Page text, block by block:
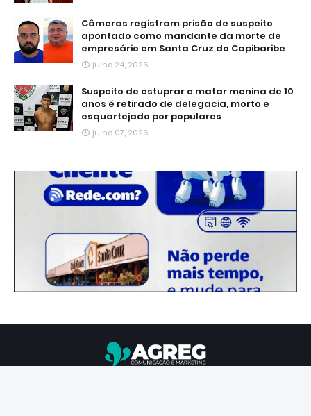
Câmeras registram prisão de suspeito
apontado como mandante da morte de
empresário em Santa Cruz do Capibaribe
julho 24, 2026
Suspeito de estuprar e matar menina de 10
anos é retirado de delegacia, morto e
esquartejado por populares
julho 07, 2026